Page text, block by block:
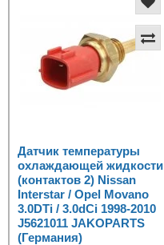
Датчик температуры
охлаждающей жидкости
(контактов 2) Nissan
Interstar / Opel Movano
3.0DTi / 3.0dCi 1998-2010
J5621011 JAKOPARTS
(Германия)